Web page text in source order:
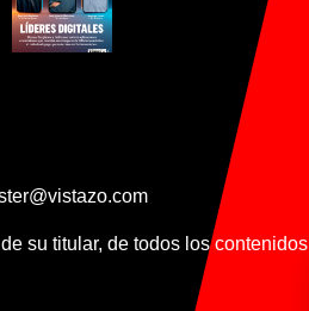
su titular, de todos los contenidos